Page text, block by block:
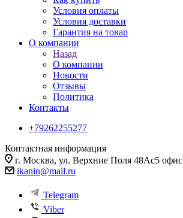
Условия оплаты
Условия доставки
Гарантия на товар
О компании
Назад
О компании
Новости
Отзывы
Политика
Контакты
+79262255277
Контактная информация
г. Москва, ул. Верхние Поля 48Ас5
ikanin@mail.ru
Telegram
Viber